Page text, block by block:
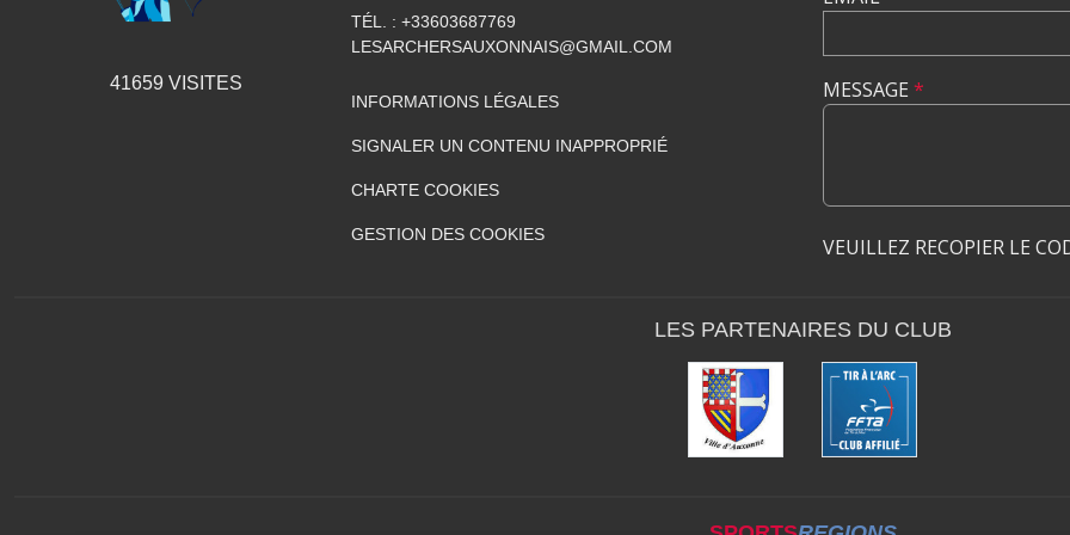
41659 VISITES
TÉL. : +33603687769
LESARCHERSAUXONNAIS@GMAIL.COM
INFORMATIONS LÉGALES
SIGNALER UN CONTENU INAPPROPRIÉ
CHARTE COOKIES
GESTION DES COOKIES
MESSAGE *
VEUILLEZ RECOPIER LE
LES PARTENAIRES DU CLUB